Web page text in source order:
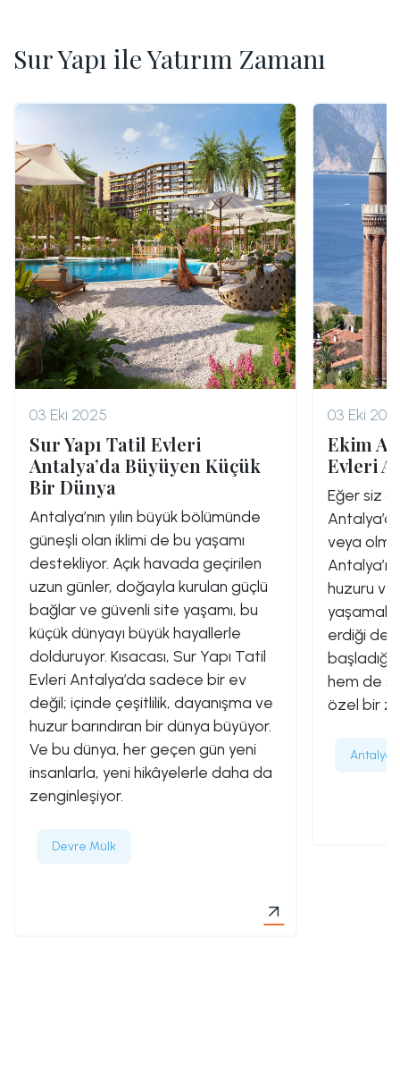
Sur Yapı ile Yatırım Zamanı
03 Eki 2025
Sur Yapı Tatil Evleri
Antalya’da Büyüyen Küçük
Bir Dünya
Antalya’nın yılın büyük bölümünde
güneşli olan iklimi de bu yaşamı
destekliyor. Açık havada geçirilen
uzun günler, doğayla kurulan güçlü
bağlar ve güvenli site yaşamı, bu
küçük dünyayı büyük hayallerle
dolduruyor. Kısacası, Sur Yapı Tatil
Evleri Antalya’da sadece bir ev
değil; içinde çeşitlilik, dayanışma ve
huzur barındıran bir dünya büyüyor.
Ve bu dünya, her geçen gün yeni
insanlarla, yeni hikâyelerle daha da
zenginleşiyor.
Devre Mülk
03 Eki
Ekim
Evleri
Eğer siz
veya
huzuru ve
erdiği
hem de
özel bir